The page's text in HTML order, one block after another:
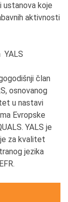
ustanova koje
aktivnosti
YALS
član
osnovanog
u nastavi
Evropske
YALS je
za kvalitet
jezika